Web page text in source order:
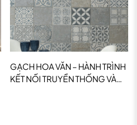
GẠCH HOA VĂN – HÀNH TRÌNH
KẾT NỐI TRUYỀN THỐNG VÀ